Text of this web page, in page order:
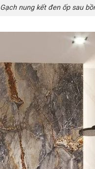
Gạch nung kết đen ốp sau